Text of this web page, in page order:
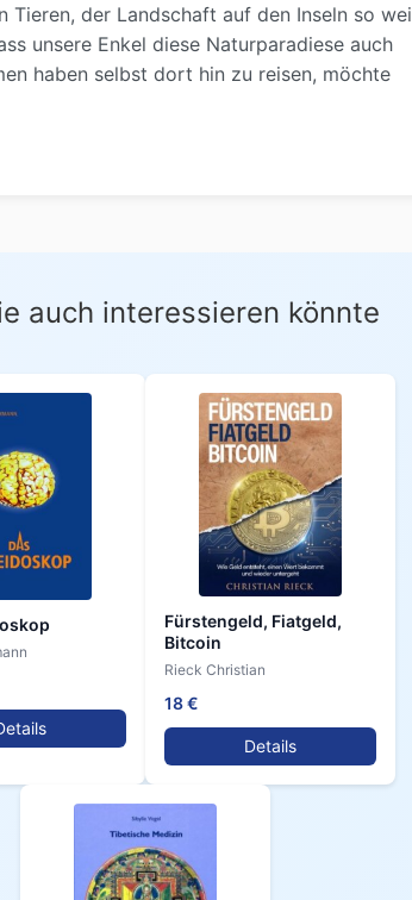
Tieren, der Landschaft auf den Inseln so
unsere Enkel diese Naturparadiese auch
haben selbst dort hin zu reisen, möchte
auch interessieren könnte
Fürstengeld, Fiatgeld,
Bitcoin
Rieck Christian
18 €
Details